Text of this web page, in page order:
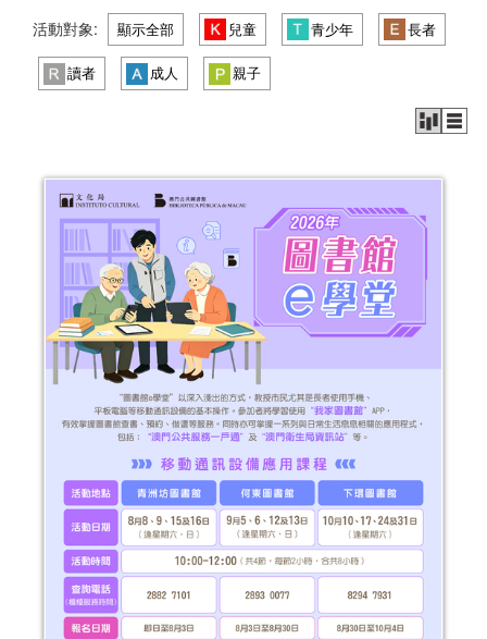
活動對象: 顯示全部 兒童 青少年 長者
讀者 成人 親子